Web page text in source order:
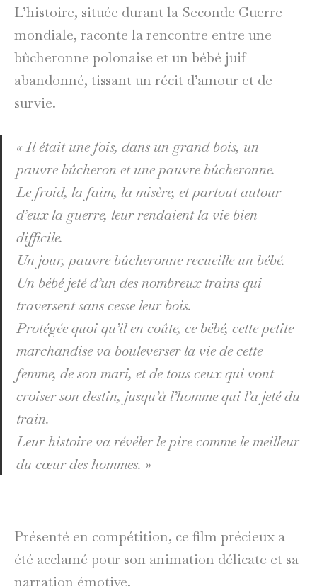
L’histoire, située durant la Seconde Guerre
mondiale, raconte la rencontre entre une
bûcheronne polonaise et un bébé juif
abandonné, tissant un récit d’amour et de
survie.
«Il était une fois, dans un grand bois, un
pauvre bûcheron et une pauvre bûcheronne.
Le froid, la faim, la misère, et partout autour
d’eux la guerre, leur rendaient la vie bien
difficile.
Un jour, pauvre bûcheronne recueille un bébé.
Un bébé jeté d’un des nombreux trains qui
traversent sans cesse leur bois.
Protégée quoi qu’il en coûte, ce bébé, cette petite
marchandise va bouleverser la vie de cette
femme, de son mari, et de tous ceux qui vont
croiser son destin, jusqu’à l’homme qui l’a jeté du
train.
Leur histoire va révéler le pire comme le meilleur
du cœur des hommes. »
Présenté en compétition, ce film précieux a
été acclamé pour son animation délicate et sa
narration émotive.